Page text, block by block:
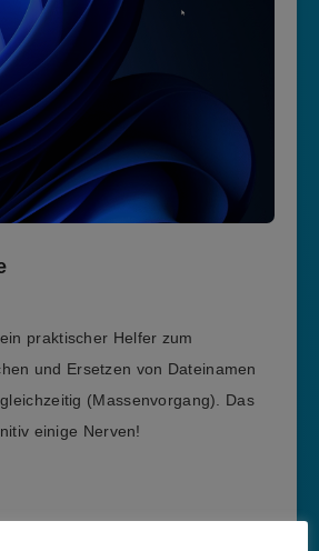
praktischer Helfer zum
und Ersetzen von Dateinamen
(Massenvorgang). Das
einige Nerven!